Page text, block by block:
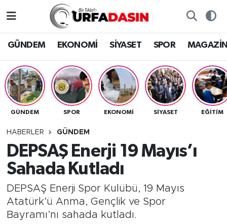
GÜNDEM EKONOMİ SİYASET SPOR
GÜNDEM SPOR EKONOMİ SİYASET EĞITIM
HABERLER GÜNDEM
DEPSAŞ Enerji 19 Mayıs’ı
Sahada Kutladı
DEPSAŞ Enerji Spor Kulübü, 19 Mayıs
Atatürk’ü Anma, Gençlik ve Spor
Bayramı’nı sahada kutladı.
EKONOMİ
SİYASET
SPOR
SAĞLIK
TEKNOLOJİ
OTOMOBİL
Gizlilik ve Güvenlik Politikası
İletişim
Nöbetçi Eczaneler
Hava Durumu
Namaz Vakitleri
Trafik Durumu
Süper Lig Puan Durumu ve Fikstür
Tüm Manşetler
Son Dakika Haberleri
Haber Arşivi